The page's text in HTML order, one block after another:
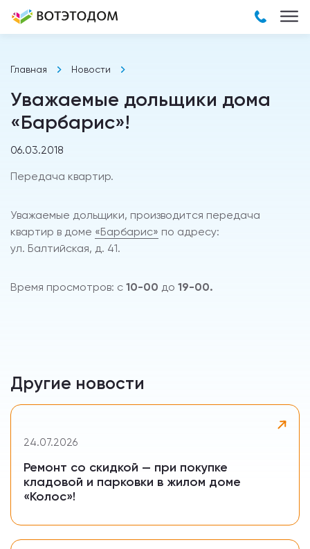
Главная Новости
Уважаемые дольщики дома
«Барбарис»!
06.03.2018
Передача квартир.
Уважаемые дольщики, производится передача
квартир в доме «Барбарис» по адресу:
ул. Балтийская, д. 41.
Время просмотров: с 10-00 до 19-00.
Другие новости
24.07.2026
Ремонт со скидкой — при покупке
кладовой и парковки в жилом доме
«Колос»!